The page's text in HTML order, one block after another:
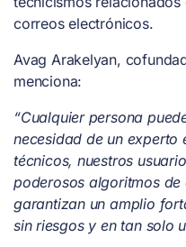
correos electrónicos.
Avag Arakelyan,
menciona:
“Cualquier persona
necesidad de un experto
técnicos, nuestros
poderosos algoritmos
garantizan un amplio
sin riesgos y en tan solo